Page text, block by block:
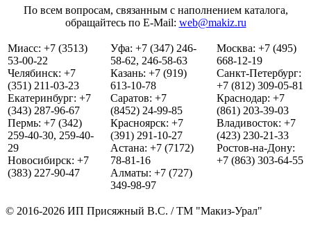
По всем вопросам, связанным с наполнением каталога,
обращайтесь по E-Mail: web@makiz.ru
Миасс: +7 (3513)
53-00-22
Челябинск: +7
(351) 211-03-23
Екатеринбург: +7
(343) 287-96-67
Пермь: +7 (342)
259-40-30, 259-40-
29
Новосибирск: +7
(383) 227-90-47
Уфа: +7 (347) 246-
58-62, 246-58-63
Казань: +7 (919)
613-10-78
Саратов: +7
(8452) 24-99-85
Красноярск: +7
(391) 291-10-27
Астана: +7 (7172)
78-81-16
Алматы: +7 (727)
349-98-97
Москва: +7 (495)
668-12-19
Санкт-Петербург:
+7 (812) 309-05-81
Краснодар: +7
(861) 203-39-03
Владивосток: +7
(423) 230-21-33
Ростов-на-Дону:
+7 (863) 303-64-55
© 2016-2026 ИП Присяжный В.С. / ТМ "Макиз-Урал"